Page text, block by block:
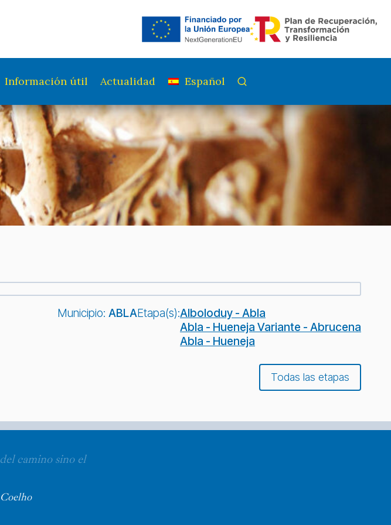
Información útil Actualidad Español
Municipio: ABLAEtapa(s):Alboloduy - Abla
Abla - Hueneja Variante - Abrucena
Abla - Hueneja
Todas las etapas
camino sino el